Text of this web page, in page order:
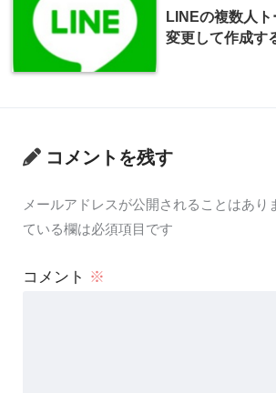
LINEの複数人
変更して作成す
コメントを残す
メールアドレスが公開されることはあり
ている欄は必須項目です
コメント ※